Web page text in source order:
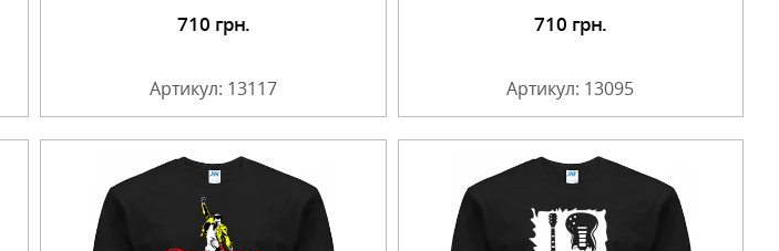
710 грн.
Артикул: 13117
Подробнее 710 грн.
Артикул: 13095